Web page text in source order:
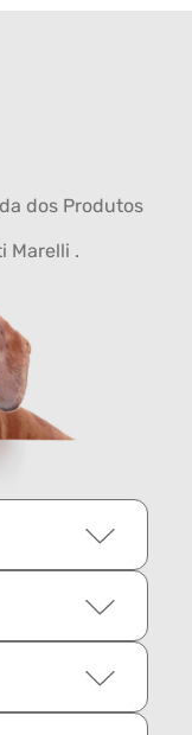
dos Produtos
Marelli .